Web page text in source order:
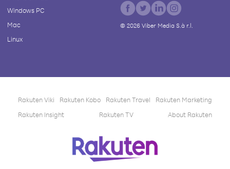
Windows PC
Mac
Linux
© 2026Viber Media S.à r.l.
Rakuten Viki Rakuten Kobo Rakuten Travel
Rakuten Marketing
Rakuten Insight
Rakuten TV About Rakuten